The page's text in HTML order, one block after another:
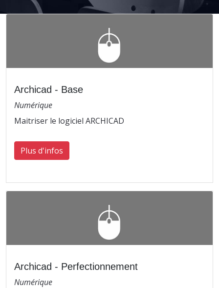
Archicad - Base
Numérique
Maitriser le logiciel ARCHICAD
Plus d'infos
Archicad - Perfectionnement
Numérique